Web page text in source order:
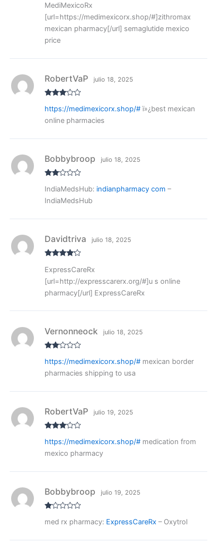
al
or
ad
o
co
n
5
MediMexicoRx
[url=https://medimexicorx.shop/#]zithromax
mexican pharmacy[/url] semaglutide mexico
price
do con
de 5
RobertVaP julio 18, 2025
https://medimexicorx.shop/#ï»¿best mexican
online pharmacies
rado
con
2 de
Bobbybroop julio 18, 2025
IndiaMedsHub: indianpharmacy com –
IndiaMedsHub
con4de
5
Davidtriva julio 18, 2025
ExpressCareRx
[url=http://expresscarerx.org/#]u s online
pharmacy[/url] ExpressCareRx
rado
con
2de
Vernonneock julio 18, 2025
https://medimexicorx.shop/#mexican border
pharmacies shipping to usa
do con
de 5
RobertVaP julio 19, 2025
https://medimexicorx.shop/#medication from
mexico pharmacy
al
o
Bobbybroop julio 19, 2025
med rx pharmacy: ExpressCareRx – Oxytrol